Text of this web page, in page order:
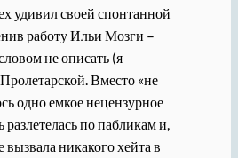
удивил своей спонтанной
работу Ильи Мозги –
не описать (я
Вместо «не
одно емкое нецензурное
разлетелась по пабликам и,
вызвала никакого хейта в